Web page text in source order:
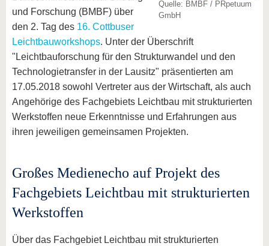
Quelle: BMBF / PRpetuum
GmbH
und Forschung (BMBF) über
den 2. Tag des 16. Cottbuser
Leichtbauworkshops. Unter der Überschrift
"Leichtbauforschung für den Strukturwandel und den
Technologietransfer in der Lausitz" präsentierten am
17.05.2018 sowohl Vertreter aus der Wirtschaft, als auch
Angehörige des Fachgebiets Leichtbau mit strukturierten
Werkstoffen neue Erkenntnisse und Erfahrungen aus
ihren jeweiligen gemeinsamen Projekten.
Großes Medienecho auf Projekt des
Fachgebiets Leichtbau mit strukturierten
Werkstoffen
Über das Fachgebiet Leichtbau mit strukturierten